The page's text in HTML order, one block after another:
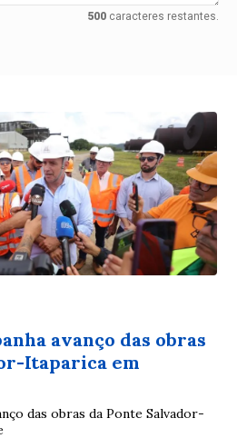
500caracteres restantes.
avanço das obras
Itaparica em
das obras da Ponte Salvador-